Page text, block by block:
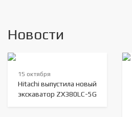
Новости
15 октября
Hitachi выпустила новый
экскаватор ZX380LC-5G